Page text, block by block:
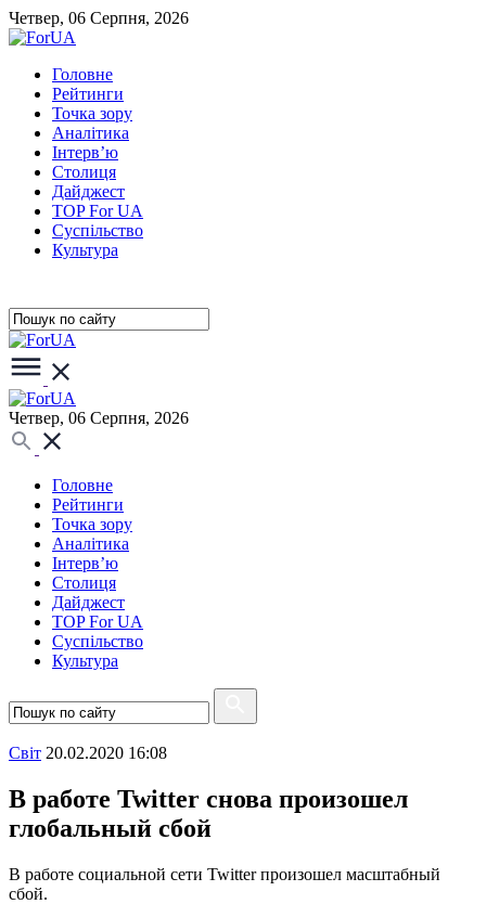
Четвер, 06 Серпня, 2026
Головне
Рейтинги
Точка зору
Аналітика
Інтерв’ю
Столиця
Дайджест
TOP For UA
Суспiльство
Культура
Четвер, 06 Серпня, 2026
Головне
Рейтинги
Точка зору
Аналітика
Інтерв’ю
Столиця
Дайджест
TOP For UA
Суспiльство
Культура
Свiт 20.02.2020 16:08
В работе Twitter снова произошел
глобальный сбой
В работе социальной сети Twitter произошел масштабный
сбой.